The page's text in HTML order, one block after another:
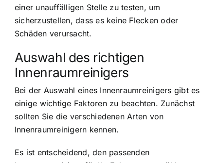
einer unauffälligen Stelle zu testen, um
sicherzustellen, dass es keine Flecken oder
Schäden verursacht.
Auswahl des richtigen
Innenraumreinigers
Bei der Auswahl eines Innenraumreinigers gibt es
einige wichtige Faktoren zu beachten. Zunächst
sollten Sie die verschiedenen Arten von
Innenraumreinigern kennen.
Es ist entscheidend, den passenden